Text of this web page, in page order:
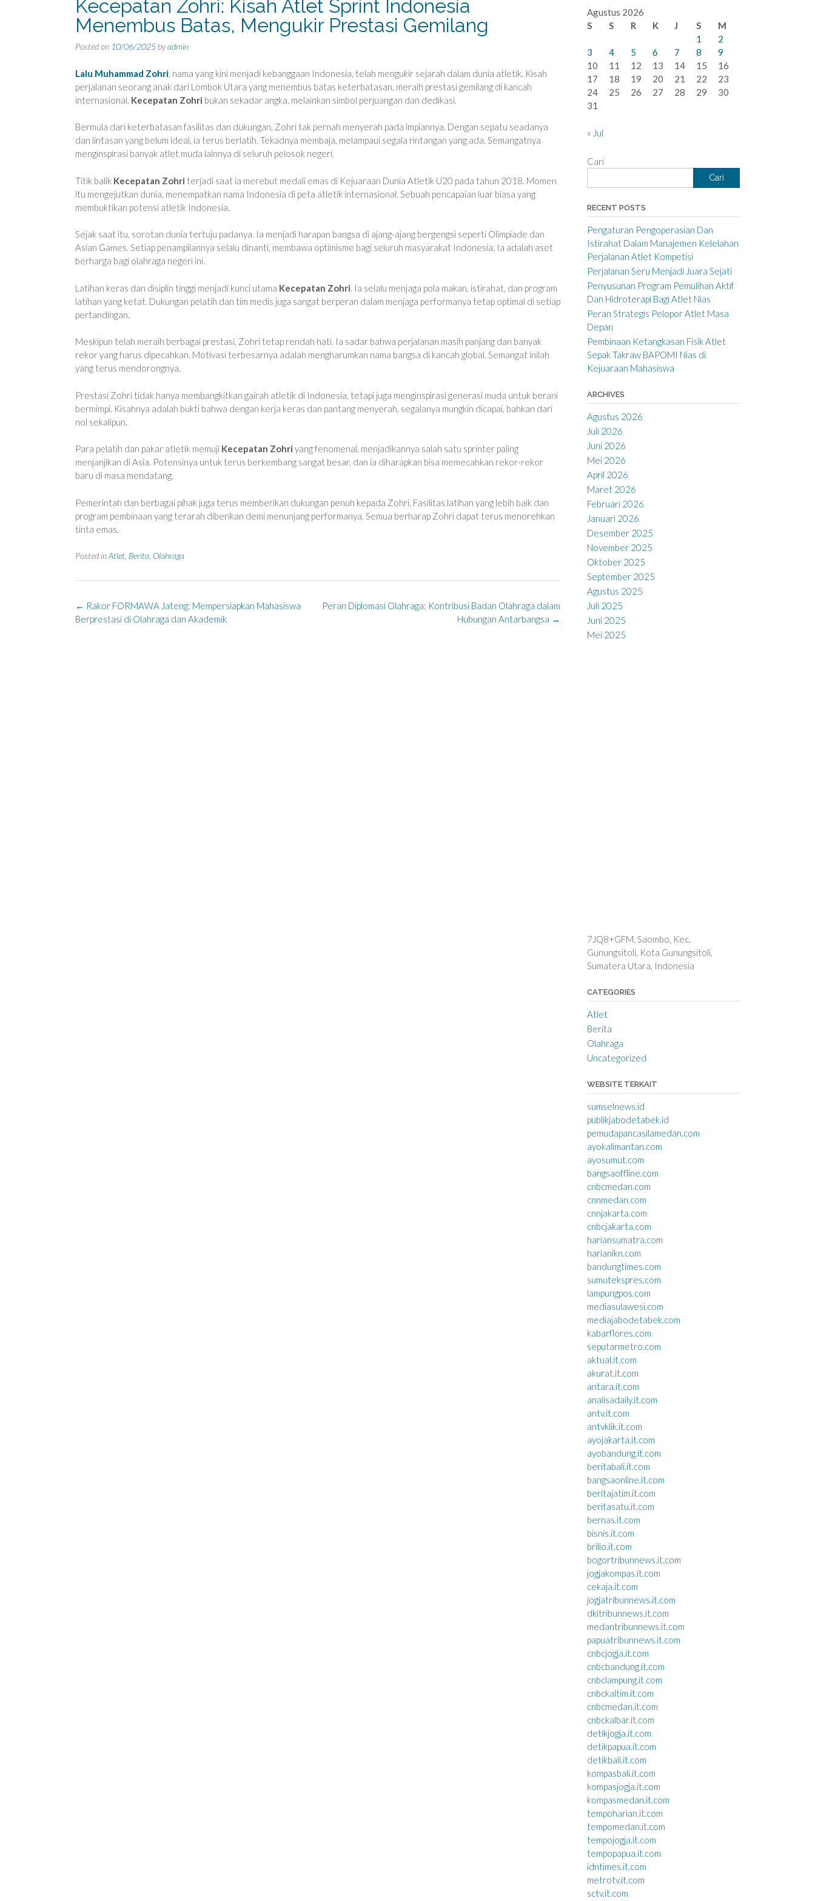
Kecepatan Zohri: Kisah Atlet Sprint Indonesia
Menembus Batas, Mengukir Prestasi Gemilang
Posted on 10/06/2025 byadmin
Lalu Muhammad Zohri , nama yang kini menjadi kebanggaan Indonesia, telah mengukir sejarah dalam dunia atletik. Kisah
perjalanan seorang anak dari Lombok Utara yang menembus batas keterbatasan, meraih prestasi gemilang di kancah
internasional. Kecepatan Zohri bukan sekadar angka, melainkan simbol perjuangan dan dedikasi.
Bermula dari keterbatasan fasilitas dan dukungan, Zohri tak pernah menyerah pada impiannya. Dengan sepatu seadanya
dan lintasan yang belum ideal, ia terus berlatih. Tekadnya membaja, melampaui segala rintangan yang ada. Semangatnya
menginspirasi banyak atlet muda lainnya di seluruh pelosok negeri.
Titik balik Kecepatan Zohri terjadi saat ia merebut medali emas di Kejuaraan Dunia Atletik U20 pada tahun 2018. Momen
itu mengejutkan dunia, menempatkan nama Indonesia di peta atletik internasional. Sebuah pencapaian luar biasa yang
membuktikan potensi atletik Indonesia.
Sejak saat itu, sorotan dunia tertuju padanya. Ia menjadi harapan bangsa di ajang-ajang bergengsi seperti Olimpiade dan
Asian Games. Setiap penampilannya selalu dinanti, membawa optimisme bagi seluruh masyarakat Indonesia. Ia adalah aset
berharga bagi olahraga negeri ini.
Latihan keras dan disiplin tinggi menjadi kunci utama Kecepatan Zohri . Ia selalu menjaga pola makan, istirahat, dan program
latihan yang ketat. Dukungan pelatih dan tim medis juga sangat berperan dalam menjaga performanya tetap optimal di setiap
pertandingan.
Meskipun telah meraih berbagai prestasi, Zohri tetap rendah hati. Ia sadar bahwa perjalanan masih panjang dan banyak
rekor yang harus dipecahkan. Motivasi terbesarnya adalah mengharumkan nama bangsa di kancah global. Semangat inilah
yang terus mendorongnya.
Prestasi Zohri tidak hanya membangkitkan gairah atletik di Indonesia, tetapi juga menginspirasi generasi muda untuk berani
bermimpi. Kisahnya adalah bukti bahwa dengan kerja keras dan pantang menyerah, segalanya mungkin dicapai, bahkan dari
nol sekalipun.
Para pelatih dan pakar atletik memuji Kecepatan Zohri yang fenomenal, menjadikannya salah satu sprinter paling
menjanjikan di Asia. Potensinya untuk terus berkembang sangat besar, dan ia diharapkan bisa memecahkan rekor-rekor
baru di masa mendatang.
Pemerintah dan berbagai pihak juga terus memberikan dukungan penuh kepada Zohri. Fasilitas latihan yang lebih baik dan
program pembinaan yang terarah diberikan demi menunjang performanya. Semua berharap Zohri dapat terus menorehkan
tinta emas.
Posted inAtlet Berita Olahraga
Post
navigation
Peran Diplomasi Olahraga: Kontribusi Badan Olahraga dalam
Hubungan Antarbangsa →
← Rakor FORMAWA Jateng: Mempersiapkan Mahasiswa
Berprestasi di Olahraga dan Akademik
Agustus 2026
S
S R K J S
M
1
2
3
4 5 6 7 8
9
10
11 12 13 14 15
16
17
18 19 20 21 22
23
24
25 26 27 28 29
30
31
« Jul
Cari
Cari
RECENT POSTS
Pengaturan Pengoperasian Dan
Istirahat Dalam Manajemen Kelelahan
Perjalanan Atlet Kompetisi
Perjalanan Seru Menjadi Juara Sejati
Penyusunan Program Pemulihan Aktif
Dan Hidroterapi Bagi Atlet Nias
Peran Strategis Pelopor Atlet Masa
Depan
Pembinaan Ketangkasan Fisik Atlet
Sepak Takraw BAPOMI Nias di
Kejuaraan Mahasiswa
ARCHIVES
Agustus 2026
Juli 2026
Juni 2026
Mei 2026
April 2026
Maret 2026
Februari 2026
Januari 2026
Desember 2025
November 2025
Oktober 2025
September 2025
Agustus 2025
Juli 2025
Juni 2025
Mei 2025
7JQ8+GFM, Saombo, Kec.
Gunungsitoli, Kota Gunungsitoli,
Sumatera Utara, Indonesia
CATEGORIES
Atlet
Berita
Olahraga
Uncategorized
WEBSITE TERKAIT
sumselnews.id
publikjabodetabek.id
pemudapancasilamedan.com
ayokalimantan.com
ayosumut.com
bangsaoffline.com
cnbcmedan.com
cnnmedan.com
cnnjakarta.com
cnbcjakarta.com
hariansumatra.com
harianikn.com
bandungtimes.com
sumutekspres.com
lampungpos.com
mediasulawesi.com
mediajabodetabek.com
kabarflores.com
seputarmetro.com
aktual.it.com
akurat.it.com
antara.it.com
analisadaily.it.com
antv.it.com
antvklik.it.com
ayojakarta.it.com
ayobandung.it.com
beritabali.it.com
bangsaonline.it.com
beritajatim.it.com
beritasatu.it.com
bernas.it.com
bisnis.it.com
brilio.it.com
bogortribunnews.it.com
jogjakompas.it.com
cekaja.it.com
jogjatribunnews.it.com
dkitribunnews.it.com
medantribunnews.it.com
papuatribunnews.it.com
cnbcjogja.it.com
cnbcbandung.it.com
cnbclampung.it.com
cnbckaltim.it.com
cnbcmedan.it.com
cnbckalbar.it.com
detikjogja.it.com
detikpapua.it.com
detikbali.it.com
kompasbali.it.com
kompasjogja.it.com
kompasmedan.it.com
tempoharian.it.com
tempomedan.it.com
tempojogja.it.com
tempopapua.it.com
idntimes.it.com
metrotv.it.com
sctv.it.com